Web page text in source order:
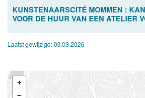
KUNSTENAARSCITÉ MOMMEN :
VOOR DE HUUR VAN EEN ATELIER
Laatst gewijzigd:03.03.2026